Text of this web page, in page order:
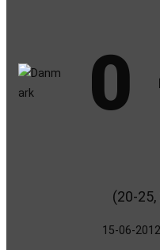
0
(20-25,
15-06-